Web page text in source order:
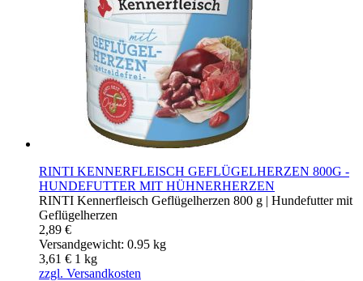
RINTI KENNERFLEISCH GEFLÜGELHERZEN 800G -
HUNDEFUTTER MIT HÜHNERHERZEN
RINTI Kennerfleisch Geflügelherzen 800 g | Hundefutter mit
Geflügelherzen
2,89 €
Versandgewicht: 0.95 kg
3,61 € 1 kg
zzgl. Versandkosten